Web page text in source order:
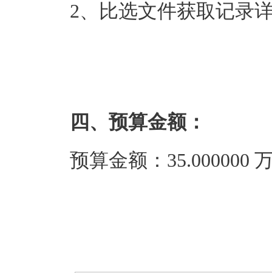
2、比选文件获取记录
四、预算金额：
预算金额：35.000000